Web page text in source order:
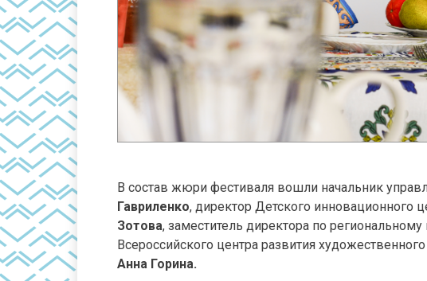
В состав жюри фестиваля вошли начальник
Гавриленко, директор Детского инновационного
Зотова, заместитель директора по
Всероссийского центра развития
Анна Горина.